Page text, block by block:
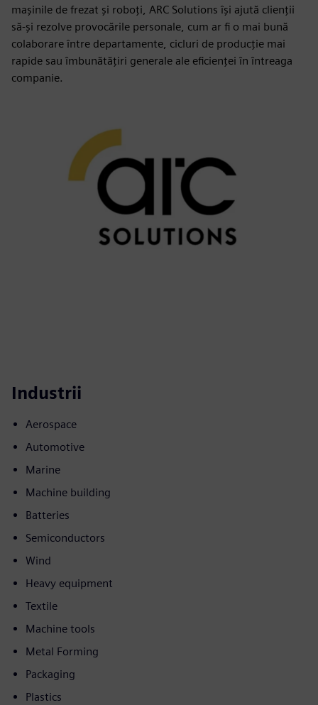
mașinile de frezat și roboți, ARC Solutions își ajută clienții
să-și rezolve provocările personale, cum ar fi o mai bună
colaborare între departamente, cicluri de producție mai
rapide sau îmbunătățiri generale ale eficienței în întreaga
companie.
Industrii
Aerospace
Automotive
Marine
Machine building
Batteries
Semiconductors
Wind
Heavy equipment
Textile
Machine tools
Metal Forming
Packaging
Plastics